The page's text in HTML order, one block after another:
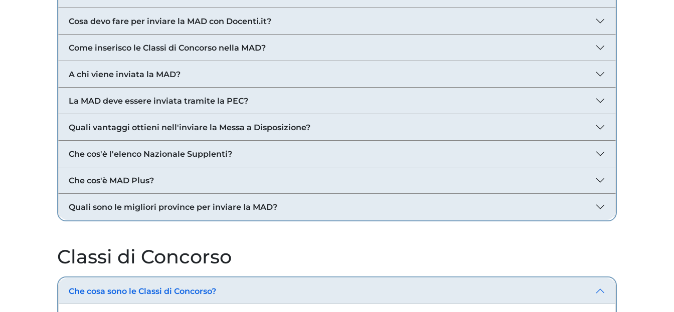
Cosa devo fare per inviare la MAD con Docenti.it?
Come inserisco le Classi di Concorso nella MAD?
A chi viene inviata la MAD?
La MAD deve essere inviata tramite la PEC?
Quali vantaggi ottieni nell'inviare la Messa a Disposizione?
Che cos'è l'elenco Nazionale Supplenti?
Che cos'è MAD Plus?
Quali sono le migliori province per inviare la MAD?
Classi di Concorso
Che cosa sono le Classi di Concorso?